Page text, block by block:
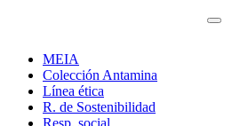
MEIA
Colección Antamina
Línea ética
R. de Sostenibilidad
Resp. social